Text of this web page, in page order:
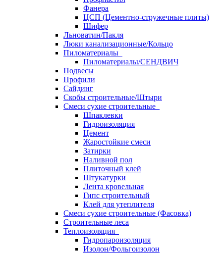
Фанера
ЦСП (Цементно-стружечные плиты)
Шифер
Льноватин/Пакля
Люки канализационные/Кольцо
Пиломатериалы
Пиломатериалы/СЕНДВИЧ
Подвесы
Профили
Сайдинг
Скобы строительные/Штыри
Смеси сухие строительные
Шпаклевки
Гидроизоляция
Цемент
Жаростойкие смеси
Затирки
Наливной пол
Плиточный клей
Штукатурки
Лента кровельная
Гипс строительный
Клей для утеплителя
Смеси сухие строительные (Фасовка)
Строительные леса
Теплоизоляция
Гидропароизоляция
Изолон/Фольгоизолон